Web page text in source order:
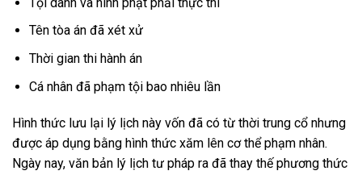
Tên tòa án đã xét xử
Thời gian thi hành án
Cá nhân đã phạm tội bao nhiêu lần
Hình thức lưu lại lý lịch này vốn đã có từ thời trung cổ nhưng
được áp dụng bằng hình thức xăm lên cơ thể phạm nhân.
Ngày nay, văn bản lý lịch tư pháp ra đã thay thế phương thức